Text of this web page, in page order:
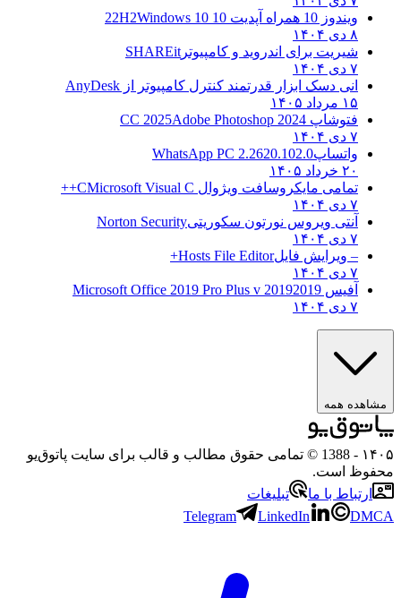
ویندوز 10 همراه آپدیت 10 22H2
Windows 10
۸ دی ۱۴۰۴
شیریت برای اندروید و کامپیوتر SHAREit
۷ دی ۱۴۰۴
انی دسک ابزار قدرتمند کنترل کامپیوتر از AnyDesk
۱۵ مرداد ۱۴۰۵
فتوشاپ CC 2025 Adobe Photoshop 2024
۷ دی ۱۴۰۴
واتساپWhatsApp PC 2.2620.102.0
۲۰ خرداد ۱۴۰۵
تمامی مایکروسافت ویژوال C Microsoft Visual C++
۷ دی ۱۴۰۴
آنتی ویروس نورتون سکوریتیNorton Security
۷ دی ۱۴۰۴
– ویرایش فایلHosts File Editor+
۷ دی ۱۴۰۴
آفیس 2019 2019 Microsoft Office 2019 Pro Plus v
۷ دی ۱۴۰۴
مشاهده همه
۱۴۰۵
- 1388 © تمامی حقوق مطالب و قالب برای سایت پاتوق‌یو
محفوظ است.
ارتباط با ما
تبلیغات
Telegram
LinkedIn DMCA